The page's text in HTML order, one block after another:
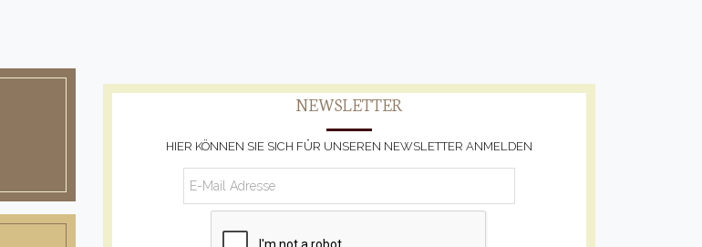
NEWSLETTER
HIER KÖNNEN SIE SICH FÜR UNSEREN NEWSLETTER ANMELDEN